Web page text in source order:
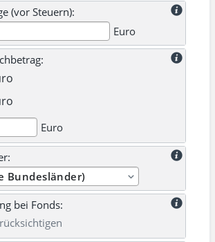
(vor Steuern):
Euro
Euro
bei Fonds: